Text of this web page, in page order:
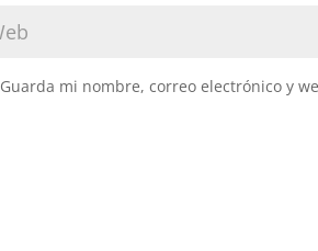
Guarda mi nombre, correo electrónico y